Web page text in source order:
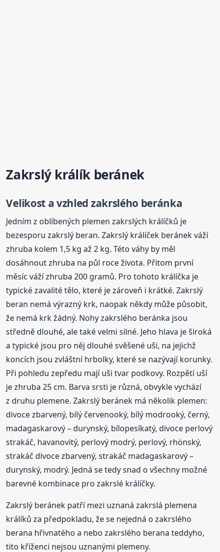
Zakrslý králík beránek
Velikost a vzhled zakrslého beránka
Jedním z oblíbených plemen zakrslých králíčků je
bezesporu zakrslý beran. Zakrslý králíček beránek váží
zhruba kolem 1,5 kg až 2 kg. Této váhy by měl
dosáhnout zhruba na půl roce života. Přitom první
měsíc váží zhruba 200 gramů. Pro tohoto králíčka je
typické zavalité tělo, které je zároveň i krátké. Zakrslý
beran nemá výrazný krk, naopak někdy může působit,
že nemá krk žádný. Nohy zakrslého beránka jsou
středně dlouhé, ale také velmi silné. Jeho hlava je široká
a typické jsou pro něj dlouhé svěšené uši, na jejichž
koncích jsou zvláštní hrbolky, které se nazývají korunky.
Při pohledu zepředu mají uši tvar podkovy. Rozpětí uší
je zhruba 25 cm. Barva srsti je různá, obvykle vychází
z druhu plemene. Zakrslý beránek má několik plemen:
divoce zbarvený, bílý červenooký, bílý modrooký, černý,
madagaskarový – durynský, bílopesíkatý, divoce perlový
strakáč, havanovitý, perlový modrý, perlový, rhönský,
strakáč divoce zbarvený, strakáč madagaskarový –
durynský, modrý. Jedná se tedy snad o všechny možné
barevné kombinace pro zakrslé králíčky.
Zakrslý beránek patří mezi uznaná zakrslá plemena
králíků za předpokladu, že se nejedná o zakrslého
berana hřivnatého a nebo zakrslého berana teddyho,
tito kříženci nejsou uznanými plemeny.